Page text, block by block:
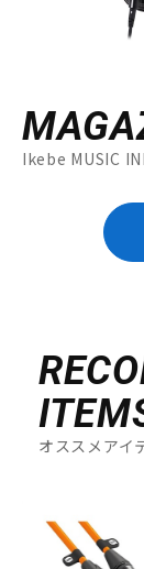
Ikebe MUSIC
オススメアイ